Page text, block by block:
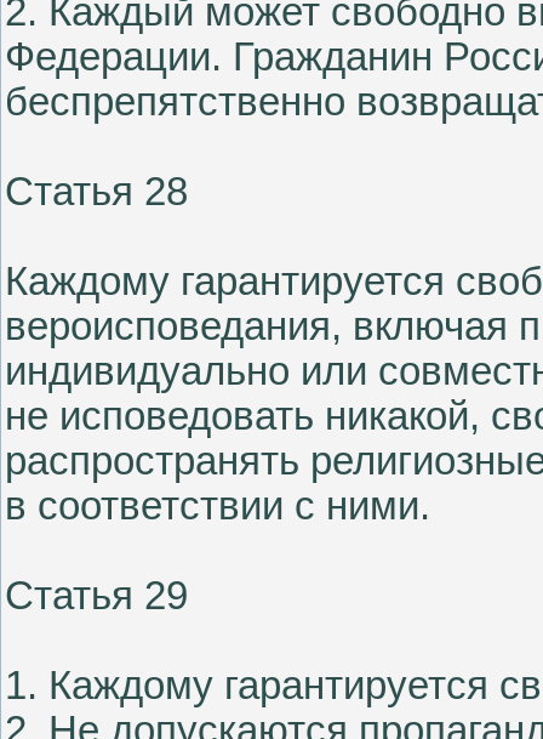
2. Каждый может свободно
Федерации. Гражданин
беспрепятственно
Статья 28
Каждому гарантируется
вероисповедания, включая
индивидуально или
не исповедовать никакой,
распространять
в соответствии с ними.
Статья 29
1. Каждому гарантируется